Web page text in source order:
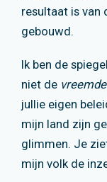
resultaat is van
gebouwd.
Ik ben de
niet de
jullie eigen
mijn land zijn
glimmen. Je
mijn volk de